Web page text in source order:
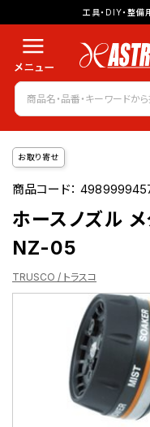
工具・DIY・整備
お取り寄せ
商品コード：
ホースノズル
NZ-05
TRUSCO / トラスコ